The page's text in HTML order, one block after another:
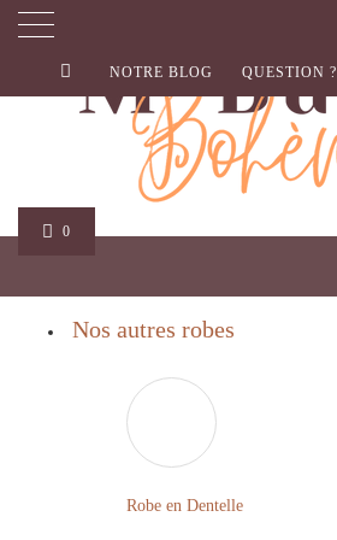
0
NOTRE BLOG QUESTION ?
Nos autres robes
Robe en Dentelle